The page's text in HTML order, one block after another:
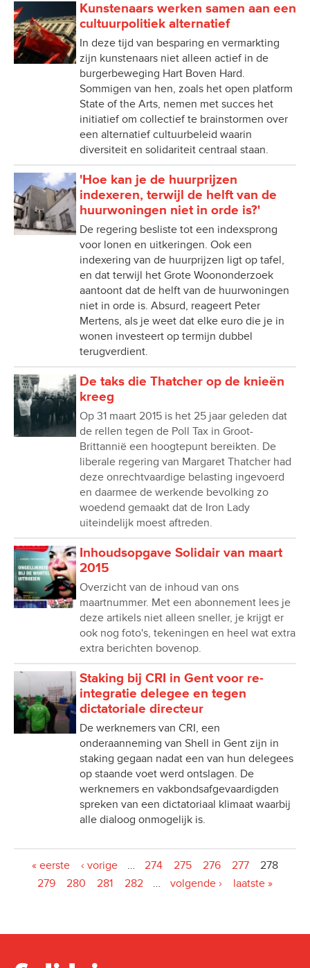
Kunstenaars werken samen aan een
cultuurpolitiek alternatief
In deze tijd van besparing en vermarkting
zijn kunstenaars niet alleen actief in de
burgerbeweging Hart Boven Hard.
Sommigen van hen, zoals het open platform
State of the Arts, nemen met succes het
initiatief om collectief te brainstormen over
een alternatief cultuurbeleid waarin
diversiteit en solidariteit centraal staan.
'Hoe kan je de huurprijzen
indexeren, terwijl de helft van de
huurwoningen niet in orde is?'
De regering besliste tot een indexsprong
voor lonen en uitkeringen. Ook een
indexering van de huurprijzen ligt op tafel,
en dat terwijl het Grote Woononderzoek
aantoont dat de helft van de huurwoningen
niet in orde is. Absurd, reageert Peter
Mertens, als je weet dat elke euro die je in
wonen investeert op termijn dubbel
terugverdient.
De taks die Thatcher op de knieën
kreeg
Op 31 maart 2015 is het 25 jaar geleden dat
de rellen tegen de Poll Tax in Groot-
Brittannië een hoogtepunt bereikten. De
liberale regering van Margaret Thatcher had
deze onrechtvaardige belasting ingevoerd
en daarmee de werkende bevolking zo
woedend gemaakt dat de Iron Lady
uiteindelijk moest aftreden.
Inhoudsopgave Solidair van maart
2015
Overzicht van de inhoud van ons
maartnummer. Met een abonnement lees je
deze artikels niet alleen sneller, je krijgt er
ook nog foto's, tekeningen en heel wat extra
extra berichten bovenop.
Staking bij CRI in Gent voor re-
integratie delegee en tegen
dictatoriale directeur
De werknemers van CRI, een
onderaanneming van Shell in Gent zijn in
staking gegaan nadat een van hun delegees
op staande voet werd ontslagen. De
werknemers en vakbondsafgevaardigden
spreken van een dictatoriaal klimaat waarbij
alle dialoog onmogelijk is.
« eerste ‹ vorige … 274 275 276 277
278
279
280 281 282 … volgende › laatste »